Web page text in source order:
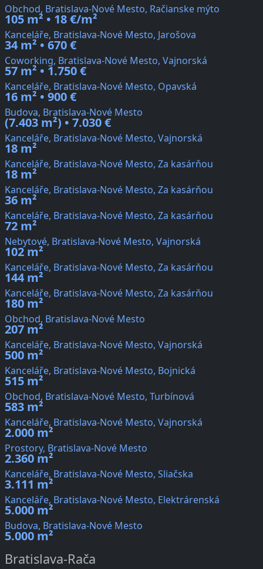
Obchod, Bratislava-Nové Mesto, Račianske mýto
105 m² • 18 €/m²
Kanceláře, Bratislava-Nové Mesto, Jarošova
34 m² • 670 €
Coworking, Bratislava-Nové Mesto, Vajnorská
57 m² • 1.750 €
Kanceláře, Bratislava-Nové Mesto, Opavská
16 m² • 900 €
Budova, Bratislava-Nové Mesto
(7.403 m²) • 7.030 €
Kanceláře, Bratislava-Nové Mesto, Vajnorská
18 m²
Kanceláře, Bratislava-Nové Mesto, Za kasárňou
18 m²
Kanceláře, Bratislava-Nové Mesto, Za kasárňou
36 m²
Kanceláře, Bratislava-Nové Mesto, Za kasárňou
72 m²
Nebytové, Bratislava-Nové Mesto, Vajnorská
102 m²
Kanceláře, Bratislava-Nové Mesto, Za kasárňou
144 m²
Kanceláře, Bratislava-Nové Mesto, Za kasárňou
180 m²
Obchod, Bratislava-Nové Mesto
207 m²
Kanceláře, Bratislava-Nové Mesto, Vajnorská
500 m²
Kanceláře, Bratislava-Nové Mesto, Bojnická
515 m²
Obchod, Bratislava-Nové Mesto, Turbínová
583 m²
Kanceláře, Bratislava-Nové Mesto, Vajnorská
2.000 m²
Prostory, Bratislava-Nové Mesto
2.360 m²
Kanceláře, Bratislava-Nové Mesto, Sliačska
3.111 m²
Kanceláře, Bratislava-Nové Mesto, Elektrárenská
5.000 m²
Budova, Bratislava-Nové Mesto
5.000 m²
Bratislava-Rača